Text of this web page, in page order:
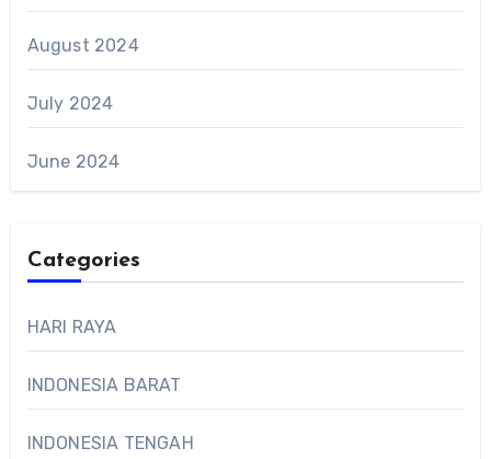
August 2024
July 2024
June 2024
Categories
HARI RAYA
INDONESIA BARAT
INDONESIA TENGAH